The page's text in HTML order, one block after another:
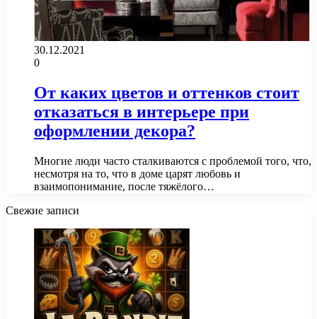
30.12.2021
0
От каких цветов и оттенков стоит
отказаться в интерьере при
оформлении декора?
Многие люди часто сталкиваются с проблемой того, что,
несмотря на то, что в доме царят любовь и
взаимопонимание, после тяжёлого…
Свежие записи